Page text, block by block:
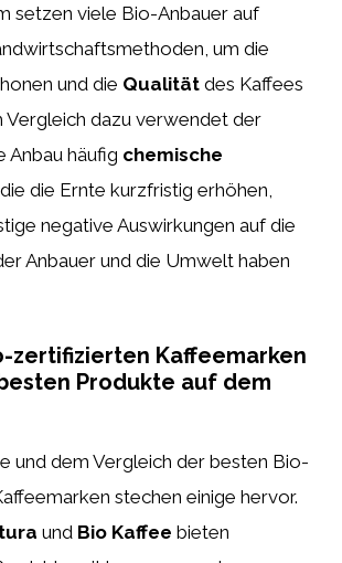
setzen viele Bio-Anbauer auf
um die
und die Qualität des Kaffees
Vergleich dazu verwendet der
Anbau häufig chemische
die Ernte kurzfristig erhöhen,
negative Auswirkungen auf die
Anbauer und die Umwelt haben
zertifizierten Kaffeemarken
Produkte auf dem
und dem Vergleich der besten Bio-
stechen einige hervor.
und Bio Kaffee bieten